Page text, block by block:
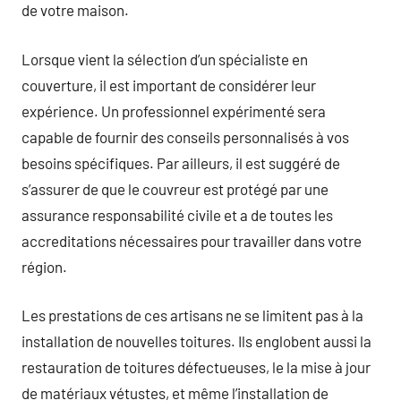
de votre maison.
Lorsque vient la sélection d’un spécialiste en
couverture, il est important de considérer leur
expérience. Un professionnel expérimenté sera
capable de fournir des conseils personnalisés à vos
besoins spécifiques. Par ailleurs, il est suggéré de
s’assurer de que le couvreur est protégé par une
assurance responsabilité civile et a de toutes les
accreditations nécessaires pour travailler dans votre
région.
Les prestations de ces artisans ne se limitent pas à la
installation de nouvelles toitures. Ils englobent aussi la
restauration de toitures défectueuses, le la mise à jour
de matériaux vétustes, et même l’installation de